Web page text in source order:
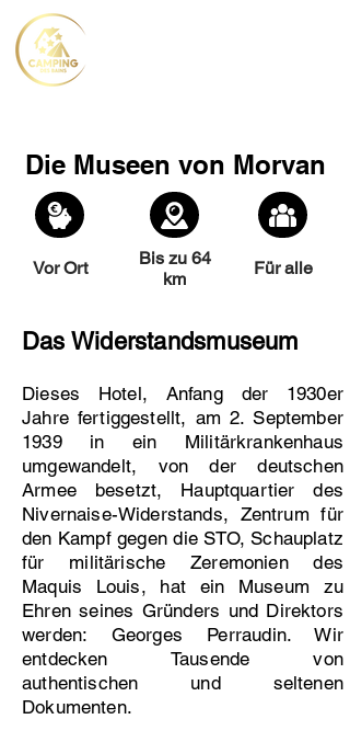
Die Museen von Morvan
Vor Ort
Bis zu 64
km
Für alle
Das Widerstandsmuseum
Dieses Hotel, Anfang der 1930er
Jahre fertiggestellt, am 2. September
1939 in ein Militärkrankenhaus
umgewandelt, von der deutschen
Armee besetzt, Hauptquartier des
Nivernaise-Widerstands, Zentrum für
den Kampf gegen die STO, Schauplatz
für militärische Zeremonien des
Maquis Louis, hat ein Museum zu
Ehren seines Gründers und Direktors
werden: Georges Perraudin. Wir
entdecken Tausende von
authentischen und seltenen
Dokumenten.